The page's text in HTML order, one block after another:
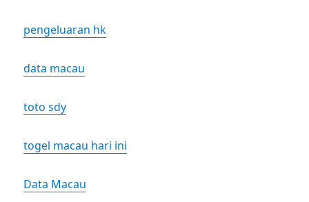
pengeluaran hk
data macau
toto sdy
togel macau hari ini
Data Macau